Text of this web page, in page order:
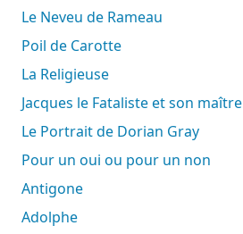
Le Neveu de Rameau
Poil de Carotte
La Religieuse
Jacques le Fataliste et son maître
Le Portrait de Dorian Gray
Pour un oui ou pour un non
Antigone
Adolphe